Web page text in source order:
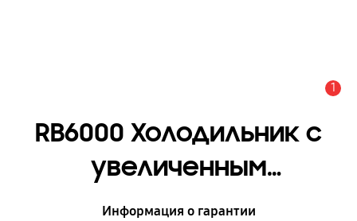
1
RB6000 Холодильник с
увеличенным
полезным объёмом
Информация о гарантии